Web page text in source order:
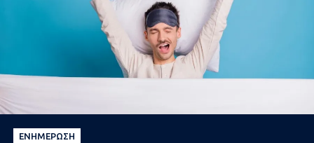
ΕΝΗΜΈΡΩΣΗ